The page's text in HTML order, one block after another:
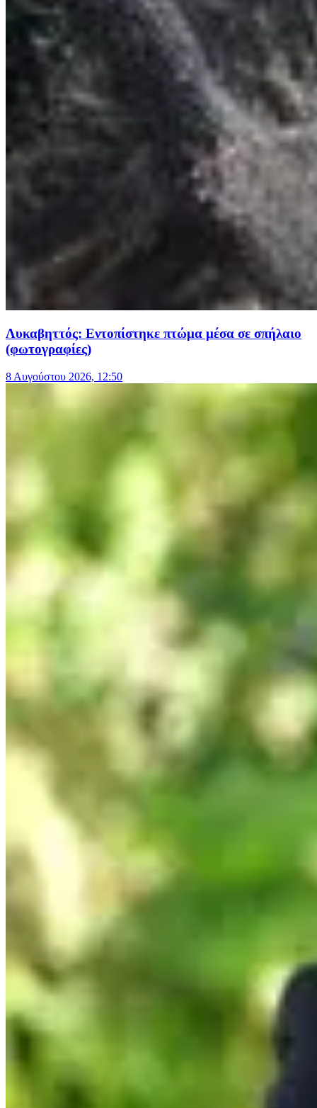
Λυκαβηττός: Εντοπίστηκε πτώμα μέσα σε σπήλαιο
(φωτογραφίες)
8 Αυγούστου 2026, 12:50